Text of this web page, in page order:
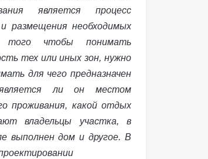
является процесс
размещения необходимых
чтобы понимать
тех или иных зон, нужно
для чего предназначен
ли он местом
проживания, какой отдых
владельцы участка, в
выполнен дом и другое. В